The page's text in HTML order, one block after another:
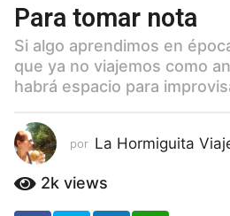
a
ñ
o
s
6
ñ
o
Para tomar nota
Si algo aprendimos en
que ya no viajemos como
habrá espacio para
por La Hormiguita
2k views